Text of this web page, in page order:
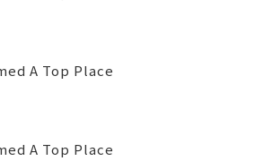
A Top Place
A Top Place